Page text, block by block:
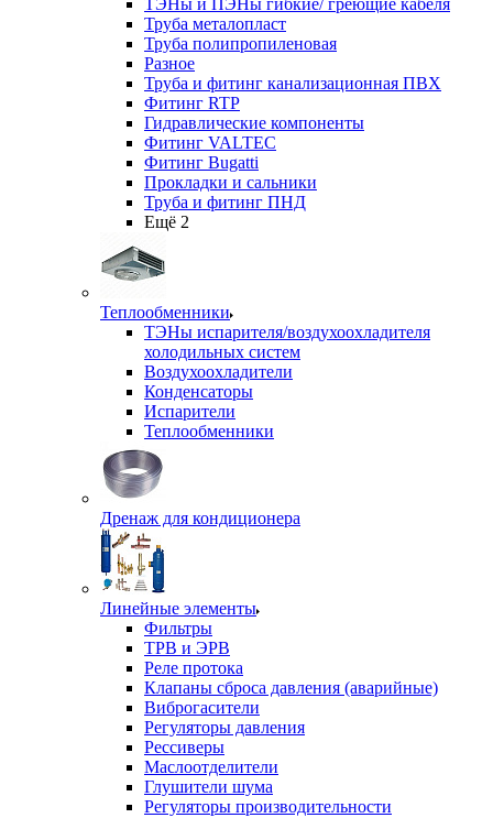
ТЭНы и ПЭНы гибкие/ греющие кабеля
Труба металопласт
Труба полипропиленовая
Разное
Труба и фитинг канализационная ПВХ
Фитинг RTP
Гидравлические компоненты
Фитинг VALTEC
Фитинг Bugatti
Прокладки и сальники
Труба и фитинг ПНД
Ещё 2
Теплообменники
ТЭНы испарителя/воздухоохладителя
холодильных систем
Воздухоохладители
Конденсаторы
Испарители
Теплообменники
Дренаж для кондиционера
Линейные элементы
Фильтры
ТРВ и ЭРВ
Реле протока
Клапаны сброса давления (аварийные)
Виброгасители
Регуляторы давления
Рессиверы
Маслоотделители
Глушители шума
Регуляторы производительности